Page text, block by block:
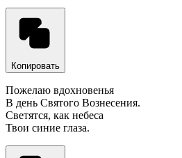
Копировать
Пожелаю вдохновенья
В день Святого Вознесения.
Светятся, как небеса
Твои синие глаза.